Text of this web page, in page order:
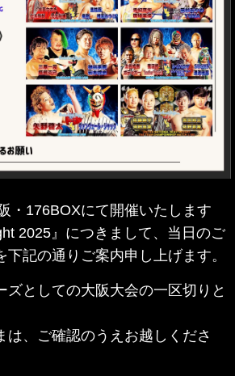
・176BOXにて開催いたします
2025』につきまして、当日のご
記の通りご案内申し上げます。
ズとしての大阪大会の一区切りと
は、ご確認のうえお越しくださ